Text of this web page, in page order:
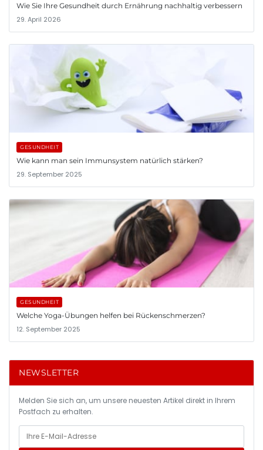
Wie Sie Ihre Gesundheit durch Ernährung nachhaltig verbessern
29. April 2026
GESUNDHEIT
Wie kann man sein Immunsystem natürlich stärken?
29. September 2025
GESUNDHEIT
Welche Yoga-Übungen helfen bei Rückenschmerzen?
12. September 2025
NEWSLETTER
Melden Sie sich an, um unsere neuesten Artikel direkt in Ihrem
Postfach zu erhalten.